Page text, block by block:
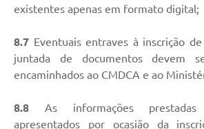
existentes apenas em formato digital;
8.7 Eventuais entraves à inscrição
juntada de documentos devem
encaminhados ao CMDCA e ao
8.8 As informações
apresentados por ocasião da